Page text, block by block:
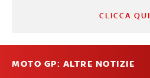
CLICCA QUI
MOTO GP: ALTRE NOTIZIE